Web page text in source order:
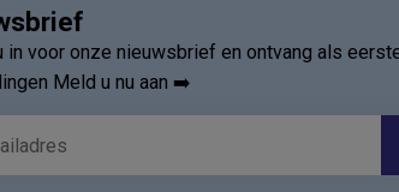
in voor onze nieuwsbrief en ontvang als
Meld u nu aan ➡️